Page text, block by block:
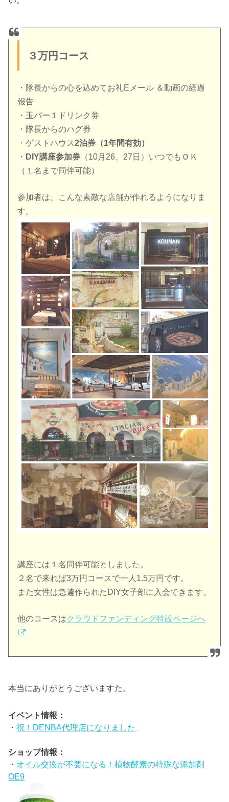
３万円コース
・隊長からの心を込めてお礼Eメール ＆動画の経過
報告
・玉バー１ドリンク券
・隊長からのハグ券
・ゲストハウス2泊券（1年間有効）
・ DIY講座参加券 （10月26、27日）いつでもＯＫ
（１名まで同伴可能）
参加者は、こんな素敵な店舗が作れるようになりま
す。
講座には１名同伴可能としました。
２名で来れば3万円コースで一人1.5万円です。
また女性は急遽作られたDIY女子部に入会できます。
他のコースはクラウドファンディング特設ページへ
本当にありがとうございますた。
イベント情報：
・祝！DENBA代理店になりました
ショップ情報：
・ オイル交換が不要になる！植物酵素の特殊な添加剤
OE9